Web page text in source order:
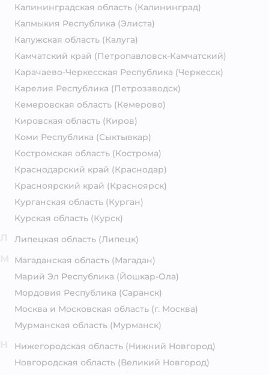
Калининградская область (Калининград)
Калмыкия Республика (Элиста)
Калужская область (Калуга)
Камчатский край (Петропавловск-Камчатский)
Карачаево-Черкесская Республика (Черкесск)
Карелия Республика (Петрозаводск)
Кемеровская область (Кемерово)
Кировская область (Киров)
Коми Республика (Сыктывкар)
Костромская область (Кострома)
Краснодарский край (Краснодар)
Красноярский край (Красноярск)
Курганская область (Курган)
Курская область (Курск)
Липецкая область (Липецк)
Магаданская область (Магадан)
Марий Эл Республика (Йошкар-Ола)
Мордовия Республика (Саранск)
Москва и Московская область (г. Москва)
Мурманская область (Мурманск)
Нижегородская область (Нижний Новгород)
Новгородская область (Великий Новгород)